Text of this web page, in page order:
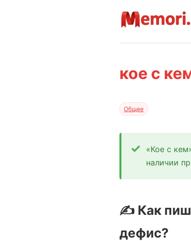
кое с
Общее
«Кое с
наличии
✍️ Как
дефис?